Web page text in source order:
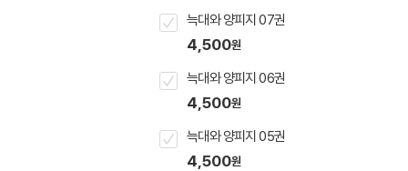
늑대와 양피지 07권
4,500원
늑대와 양피지 06권
4,500원
늑대와 양피지 05권
4,500원